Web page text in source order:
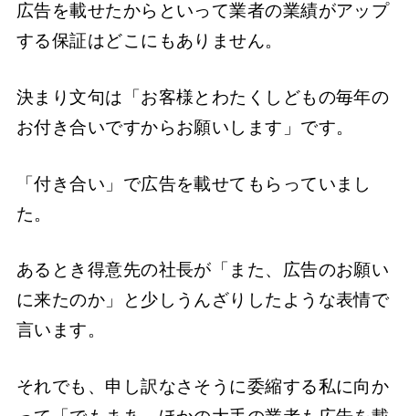
広告を載せたからといって業者の業績がアップ
する保証はどこにもありません。
決まり文句は「お客様とわたくしどもの毎年の
お付き合いですからお願いします」です。
「付き合い」で広告を載せてもらっていまし
た。
あるとき得意先の社長が「また、広告のお願い
に来たのか」と少しうんざりしたような表情で
言います。
それでも、申し訳なさそうに委縮する私に向か